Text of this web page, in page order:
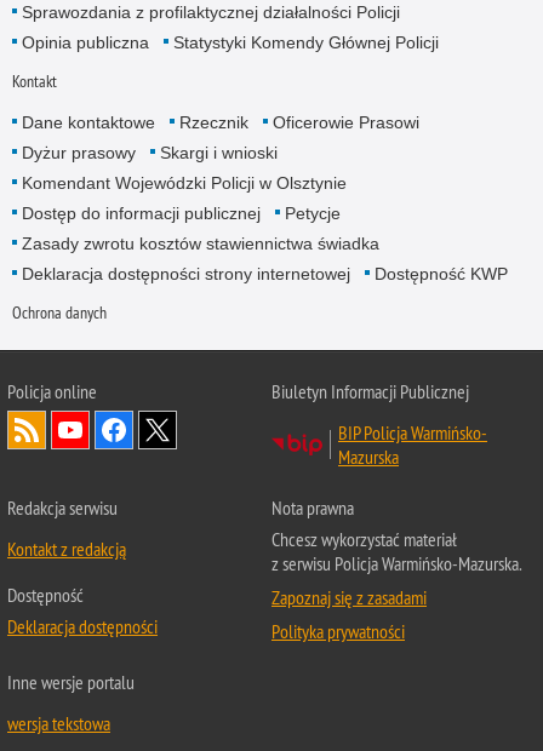
Sprawozdania z profilaktycznej działalności Policji
Opinia publiczna
Statystyki Komendy Głównej Policji
Kontakt
Dane kontaktowe Rzecznik
Oficerowie Prasowi
Dyżur prasowy
Skargi i wnioski
Komendant Wojewódzki Policji w Olsztynie
Dostęp do informacji publicznej
Petycje
Zasady zwrotu kosztów stawiennictwa świadka
Deklaracja dostępności strony internetowej
Dostępność KWP
Ochrona danych
Policja online
Biuletyn Informacji Publicznej
BIP Policja Warmińsko-
Mazurska
Redakcja serwisu
Kontakt z redakcją
Dostępność
Deklaracja dostępności
Nota prawna
Chcesz wykorzystać materiał
z serwisu Policja Warmińsko-Mazurska.
Zapoznaj się z zasadami
Polityka prywatności
Inne wersje portalu
wersja tekstowa